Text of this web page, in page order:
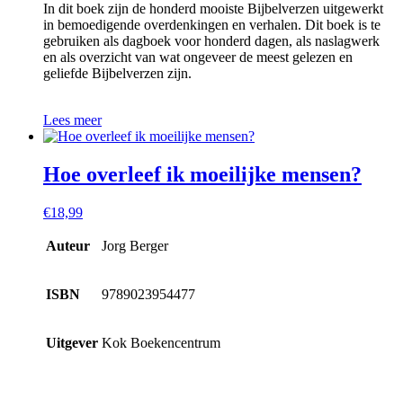
In dit boek zijn de honderd mooiste Bijbelverzen uitgewerkt
in bemoedigende overdenkingen en verhalen. Dit boek is te
gebruiken als dagboek voor honderd dagen, als naslagwerk
en als overzicht van wat ongeveer de meest gelezen en
geliefde Bijbelverzen zijn.
Lees meer
Hoe overleef ik moeilijke mensen?
€18,99
Auteur Jorg Berger
ISBN 9789023954477
Uitgever Kok Boekencentrum